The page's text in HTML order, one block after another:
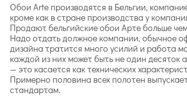
Обои Arte производятся в Бельгии,
кроме как в стране производства у
Продают бельгийские обои Арте больше
Надо отдать должное компании, обычное
дизайна тратится много усилий и работа
каждой из них может быть не один десяток
— это касается как технических
Примерно половина всех полотен
стандартам.